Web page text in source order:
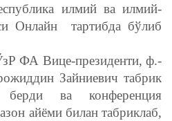
илмий ва илмий-
Онлайн тартибда бўлиб
ФА Вице-президенти, ф.-
Зайниевич табрик
ва конференция
айёми билан табриклаб,